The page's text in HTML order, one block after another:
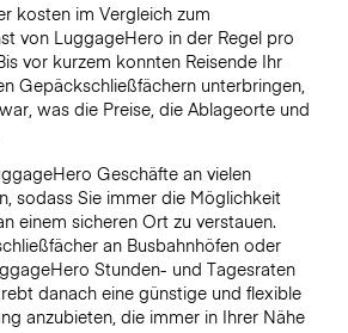
kosten im Vergleich zum
von LuggageHero in der Regel pro
vor kurzem konnten Reisende Ihr
Gepäckschließfächern unterbringen,
was die Preise, die Ablageorte und
Geschäfte an vielen
sodass Sie immer die Möglichkeit
einem sicheren Ort zu verstauen.
an Busbahnhöfen oder
Stunden- und Tagesraten
danach eine günstige und flexible
anzubieten, die immer in Ihrer Nähe